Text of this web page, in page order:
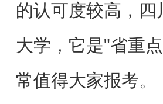
的认可度较高，
大学，它是"省重
常值得大家报考。